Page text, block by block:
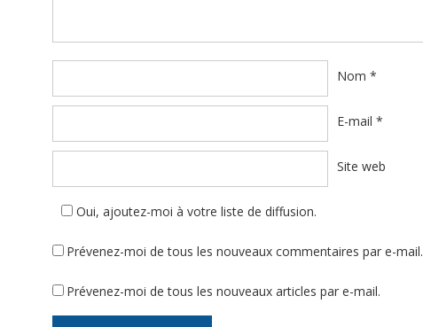
Nom *
E-mail *
Site web
Oui, ajoutez-moi à votre liste de diffusion.
Prévenez-moi de tous les nouveaux commentaires par e-mail.
Prévenez-moi de tous les nouveaux articles par e-mail.